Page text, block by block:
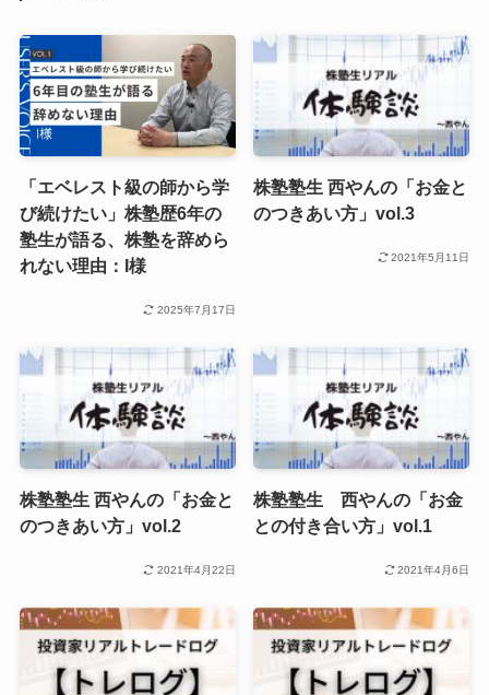
「エベレスト級の師から学
び続けたい」株塾歴6年の
塾生が語る、株塾を辞めら
れない理由：I様
2025年7月17日
株塾塾生 西やんの「お金と
のつきあい方」vol.3
2021年5月11日
株塾塾生 西やんの「お金と
のつきあい方」vol.2
2021年4月22日
株塾塾生 西やんの「お金
との付き合い方」vol.1
2021年4月6日